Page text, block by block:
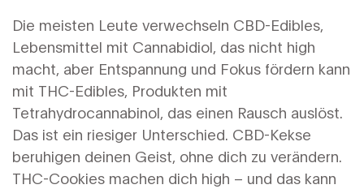
Die meisten Leute verwechseln CBD-Edibles,
Lebensmittel mit Cannabidiol, das nicht high
macht, aber Entspannung und Fokus fördern kann
mit THC-Edibles, Produkten mit
Tetrahydrocannabinol, das einen Rausch auslöst.
Das ist ein riesiger Unterschied. CBD-Kekse
beruhigen deinen Geist, ohne dich zu verändern.
THC-Cookies machen dich high – und das kann